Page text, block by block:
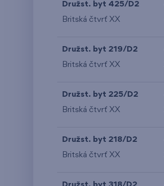
Družst. byt 425/D2
Britská čtvrť XX
Družst. byt 219/D2
Britská čtvrť XX
Družst. byt 225/D2
Britská čtvrť XX
Družst. byt 218/D2
Britská čtvrť XX